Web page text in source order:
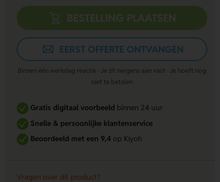
BESTELLING PLAATSEN
EERST OFFERTE ONTVANGEN
Binnen één werkdag reactie · Je zit nergens aan vast · Je hoeft nog
niet te betalen
Gratis digitaal voorbeeldbinnen 24 uur
Snelle & persoonlijke klantenservice
Beoordeeld met een 9,4op Kiyoh
Vragen over dit product?